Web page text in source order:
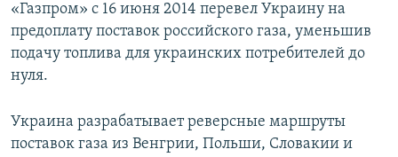
«Газпром» с 16 июня 2014 перевел Украину на
предоплату поставок российского газа, уменьшив
подачу топлива для украинских потребителей до
нуля.
Украина разрабатывает реверсные маршруты
поставок газа из Венгрии, Польши, Словакии и